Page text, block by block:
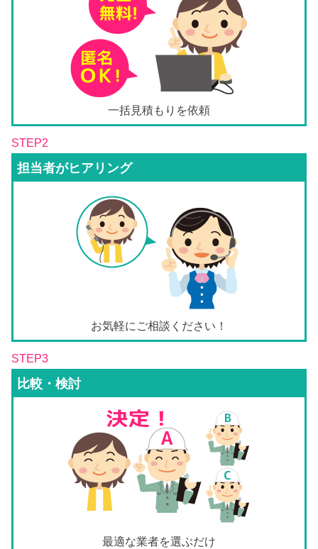
一括見積もりを依頼
STEP2
担当者がヒアリング
お気軽にご相談ください！
STEP3
比較・検討
最適な業者を選ぶだけ